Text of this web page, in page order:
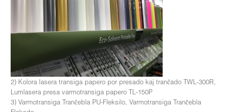
2) Kolora lasera transiga papero por presado kaj tranĉado TWL-300R,
Lumlasera presa varmotransiga papero TL-150P
3) Varmotransiga Tranĉebla PU-Fleksilo, Varmotransiga Tranĉebla